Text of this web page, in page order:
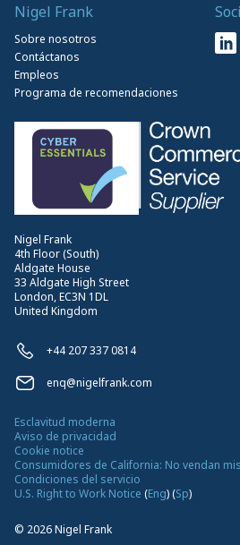
Nigel Frank
4th Floor (South)
Aldgate House
33 Aldgate High Street
London, EC3N 1DL
United Kingdom
+44 207 337 0814
enq@nigelfrank.com
Nigel Frank
Sobre nosotros
Contáctanos
Empleos
Programa de recomendaciones
© 2026Nigel Frank
Esclavitud moderna
Aviso de privacidad
Cookie notice
Consumidores de California: No vendan
Condiciones del servicio
U.S. Right to Work Notice (Eng)(Sp)